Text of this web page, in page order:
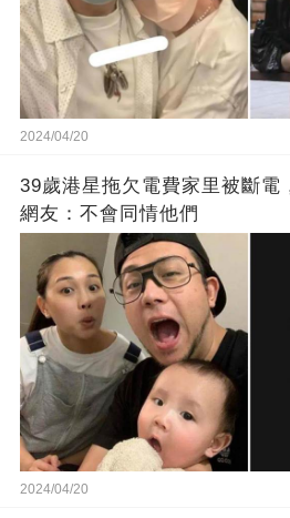
2024/04/20
39歲港星拖欠電費家里被斷電
網友：不會同情他們
2024/04/20